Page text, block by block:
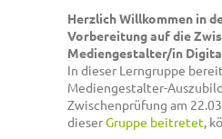
Herzlich Willkommen in
Vorbereitung auf die
Mediengestalter/in
In dieser Lerngruppe
Mediengestalter-
Zwischenprüfung am
dieserGruppe beitretet,